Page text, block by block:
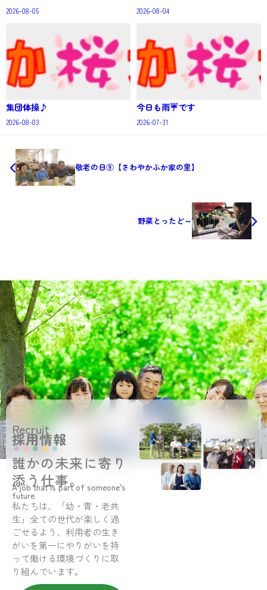
2026-08-05 2026-08-04
集団体操♪
2026-08-03
今日も雨☔です
2026-07-31
敬老の日⑨【さわやかふか家の里】
野菜とったど～
Recruit
採用情報
誰かの未来に寄り
添う仕事。
A job that is part of someone’s
future.
私たちは、「幼・青・老共
生」全ての世代が楽しく過
ごせるよう、利用者の生き
がいを第一にやりがいを持
って働ける環境づくりに取
り組んでいます。